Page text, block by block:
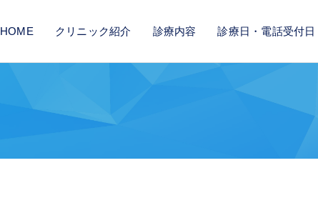
HOME クリニック紹介 診療内容 診療日・電話受付日